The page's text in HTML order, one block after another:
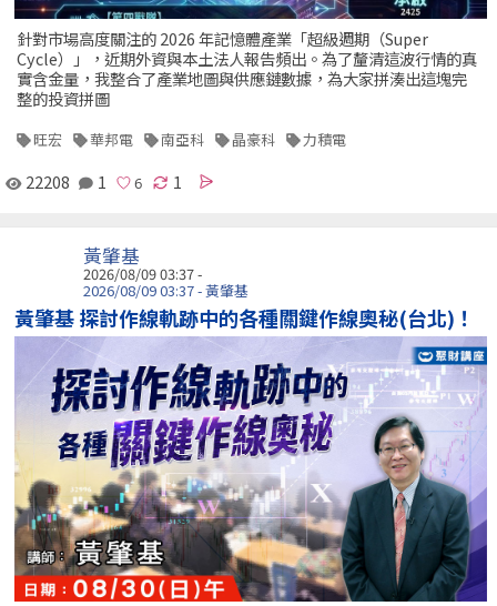
針對市場高度關注的 2026 年記憶體產業「超級週期（Super
Cycle）」，近期外資與本土法人報告頻出。為了釐清這波行情的真
實含金量，我整合了產業地圖與供應鏈數據，為大家拼湊出這塊完
整的投資拼圖
旺宏 華邦電 南亞科 晶豪科 力積電
22208 1 1
黃肇基
2026/08/09 03:37 -
2026/08/09 03:37 - 黃肇基
黃肇基 探討作線軌跡中的各種關鍵作線奧秘(台北)！